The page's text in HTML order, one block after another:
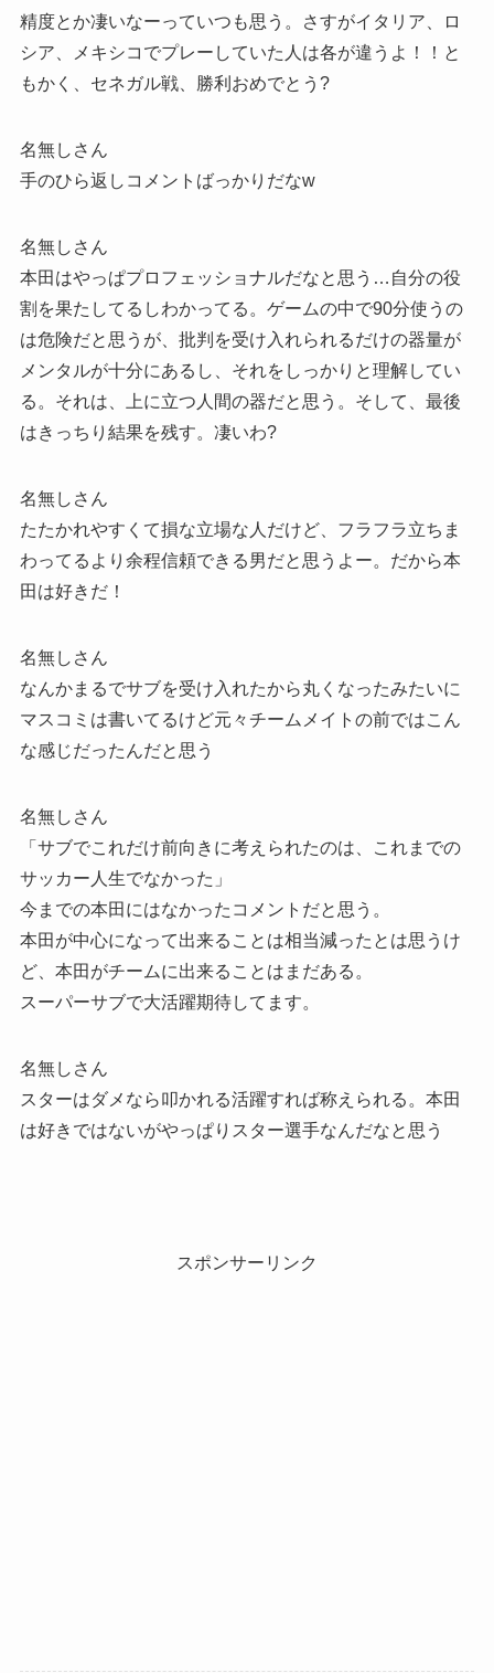
精度とか凄いなーっていつも思う。さすがイタリア、ロ
シア、メキシコでプレーしていた人は各が違うよ！！と
もかく、セネガル戦、勝利おめでとう?
名無しさん
手のひら返しコメントばっかりだなw
名無しさん
本田はやっぱプロフェッショナルだなと思う…自分の役
割を果たしてるしわかってる。ゲームの中で90分使うの
は危険だと思うが、批判を受け入れられるだけの器量が
メンタルが十分にあるし、それをしっかりと理解してい
る。それは、上に立つ人間の器だと思う。そして、最後
はきっちり結果を残す。凄いわ?
名無しさん
たたかれやすくて損な立場な人だけど、フラフラ立ちま
わってるより余程信頼できる男だと思うよー。だから本
田は好きだ！
名無しさん
なんかまるでサブを受け入れたから丸くなったみたいに
マスコミは書いてるけど元々チームメイトの前ではこん
な感じだったんだと思う
名無しさん
「サブでこれだけ前向きに考えられたのは、これまでの
サッカー人生でなかった」
今までの本田にはなかったコメントだと思う。
本田が中心になって出来ることは相当減ったとは思うけ
ど、本田がチームに出来ることはまだある。
スーパーサブで大活躍期待してます。
名無しさん
スターはダメなら叩かれる活躍すれば称えられる。本田
は好きではないがやっぱりスター選手なんだなと思う
スポンサーリンク